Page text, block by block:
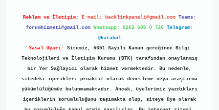
Reklam ve İletişim: E-mail: backlinkpaneli@gmail.com Teams:
forumhizmeti@gmail.com Whatsapp: 0262 606 0 726 Telegram:
@karabul
Yasal Uyarı:
Sitemiz, 5651 Sayılı Kanun gereğince Bilgi
Teknolojileri ve İletişim Kurumu (BTK) tarafından onaylanmış
bir Yer Sağlayıcı olarak hizmet vermektedir. Bu nedenle,
sitedeki içerikleri proaktif olarak denetleme veya araştırma
yükümlülüğümüz bulunmamaktadır. Ancak, üyelerimiz yazdıkları
içeriklerin sorumluluğunu taşımakta olup, siteye üye olarak